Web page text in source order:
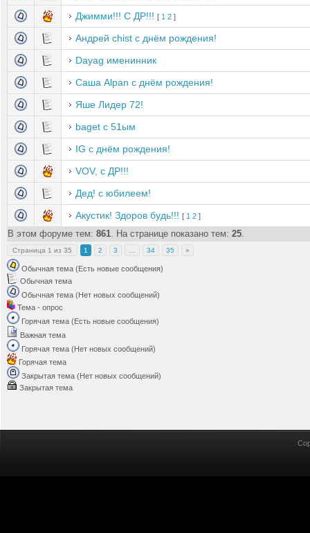
Джимми!!! С ДР!!! [ 1 2 ]
Андрей chist с днём рождения!
Dayag именинник
Саша Alpan c днём рождения!
Яше Лидер 72!
baget с 51ым
IG с днём рождения!
VOV, с ДР!!!
Дед! с юбилеем!
Акустик! Здоров будь!!! [ 1 2 ]
В этом форуме тем: 861. На странице показано тем: 25.
Страница 1 из 35 1 2 3 34 35 »
Обычная тема (Есть новые сообщения)
Обычная тема
Обычная тема (Нет новых сообщений)
Тема - опрос
Горячая тема (Есть новые сообщения)
Важная тема
Горячая тема (Нет новых сообщений)
Горячая тема
Закрытая тема (Нет новых сообщений)
Закрытая тема